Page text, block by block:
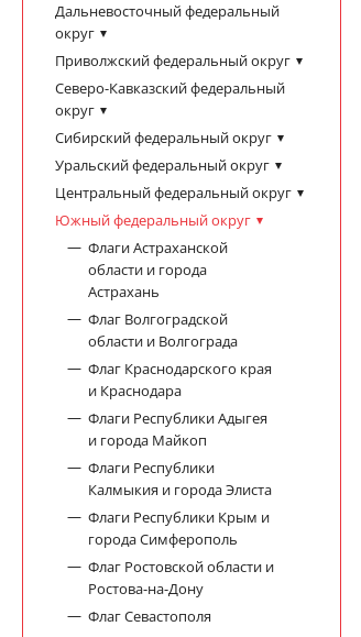
Дальневосточный федеральный
округ
Приволжский федеральный округ
Северо-Кавказский федеральный
округ
Сибирский федеральный округ
Уральский федеральный округ
Центральный федеральный округ
Южный федеральный округ
Флаги Астраханской
области и города
Астрахань
Флаг Волгоградской
области и Волгограда
Флаг Краснодарского края
и Краснодара
Флаги Республики Адыгея
и города Майкоп
Флаги Республики
Калмыкия и города Элиста
Флаги Республики Крым и
города Симферополь
Флаг Ростовской области и
Ростова-на-Дону
Флаг Севастополя